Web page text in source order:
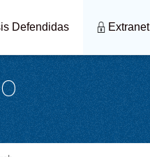
Defendidas Extranet